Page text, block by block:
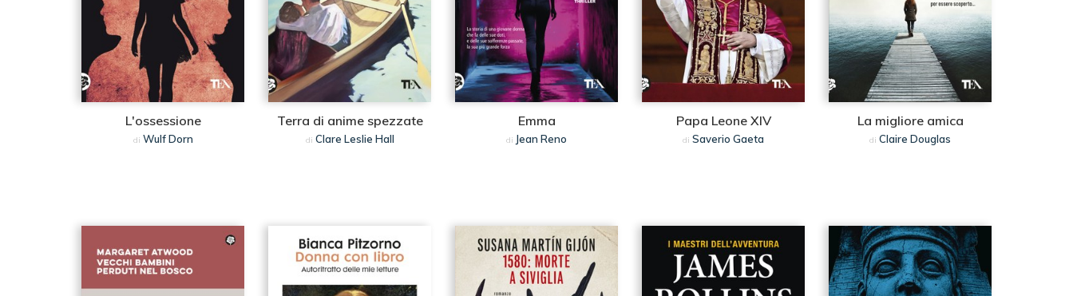
L'ossessione
di Wulf Dorn
Terra di anime spezzate
di Clare Leslie Hall
Emma
di Jean Reno
Papa Leone XIV
di Saverio Gaeta
La migliore amica
di Claire Douglas